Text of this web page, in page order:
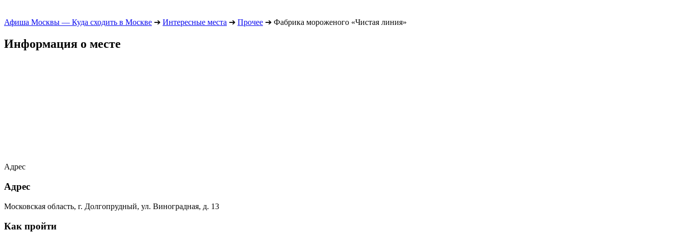
Афиша Москвы — Куда сходить в Москве ➔ Интересные места ➔ Прочее ➔ Фабрика мороженого «Чистая линия»
Информация о месте
Адрес
Адрес
Московская область, г. Долгопрудный, ул. Виноградная, д. 13
Как пройти